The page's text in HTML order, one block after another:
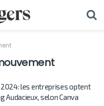
2024: les entreprises optent
Audacieux, selon Canva